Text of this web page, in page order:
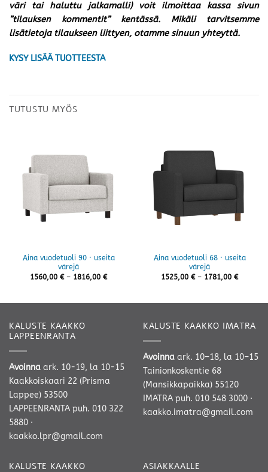
väri tai haluttu jalkamalli) voit ilmoittaa kassa sivun
”tilauksen kommentit” kentässä. Mikäli tarvitsemme
lisätietoja tilaukseen liittyen, otamme sinuun yhteyttä.
KYSY LISÄÄ TUOTTEESTA
TUTUSTU MYÖS
Aina vuodetuoli 90 · useita
värejä
1560,00 € – 1816,00 €Hintaluokka:
Aina vuodetuoli 68 · useita
värejä
1525,00 € – 1781,00 €
KALUSTE KAAKKO
LAPPEENRANTA
Avoinna ark. 10-19, la 10-15
Kaakkoiskaari 22 (Prisma
Lappee) 53500
LAPPEENRANTA puh. 010 322
5880 ·
kaakko.lpr@gmail.com
KALUSTE KAAKKO IMATRA
Avoinna ark. 10–18, la 10–15
Tainionkoskentie 68
(Mansikkapaikka) 55120
IMATRA puh. 010 548 3000 ·
kaakko.imatra@gmail.com
KALUSTE KAAKKO ASIAKKAALLE